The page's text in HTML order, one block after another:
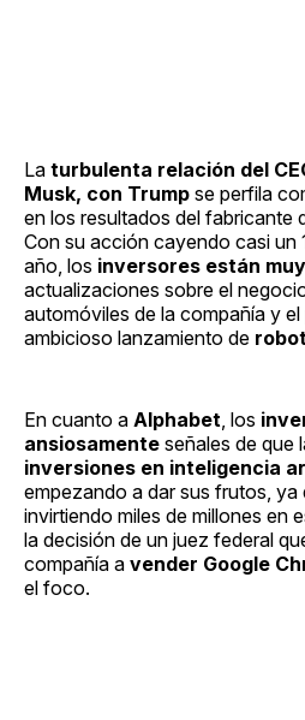
La turbulenta relación del
Musk, con Trump se perfila
en los resultados del fabricante
Con su acción cayendo casi un
año, los inversores están
actualizaciones sobre el
automóviles de la compañía y
ambicioso lanzamiento de
En cuanto a Alphabet, los
ansiosamente señales de que
inversiones en inteligencia
empezando a dar sus frutos, ya
invirtiendo miles de millones en
la decisión de un juez federal
compañía a vender Google
el foco.